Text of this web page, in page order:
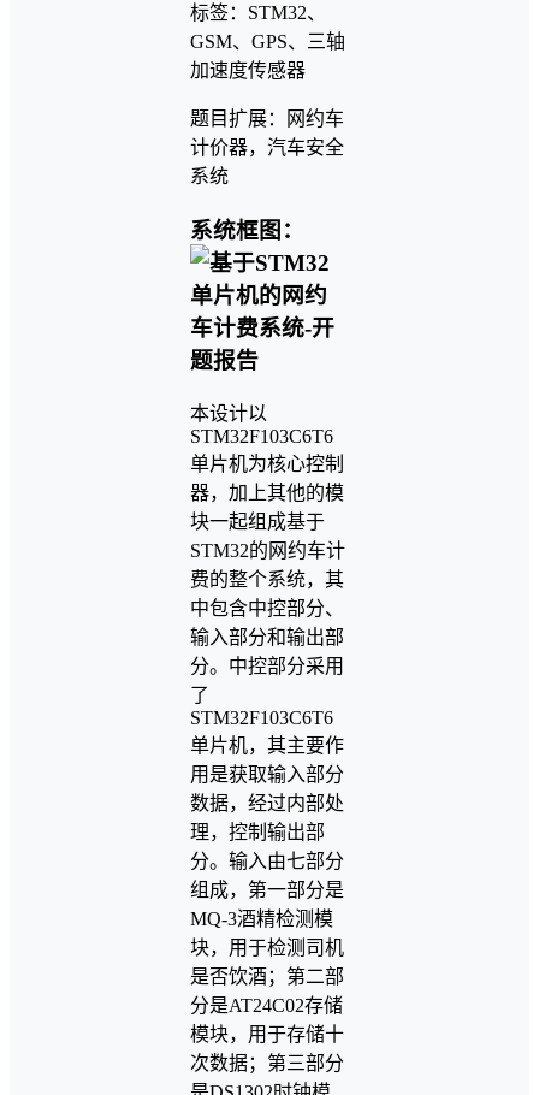
标签：STM32、
GSM、GPS、三轴
加速度传感器
题目扩展：网约车
计价器，汽车安全
系统
系统框图：
本设计以
STM32F103C6T6
单片机为核心控制
器，加上其他的模
块一起组成基于
STM32的网约车计
费的整个系统，其
中包含中控部分、
输入部分和输出部
分。中控部分采用
了
STM32F103C6T6
单片机，其主要作
用是获取输入部分
数据，经过内部处
理，控制输出部
分。输入由七部分
组成，第一部分是
MQ-3酒精检测模
块，用于检测司机
是否饮酒；第二部
分是AT24C02存储
模块，用于存储十
次数据；第三部分